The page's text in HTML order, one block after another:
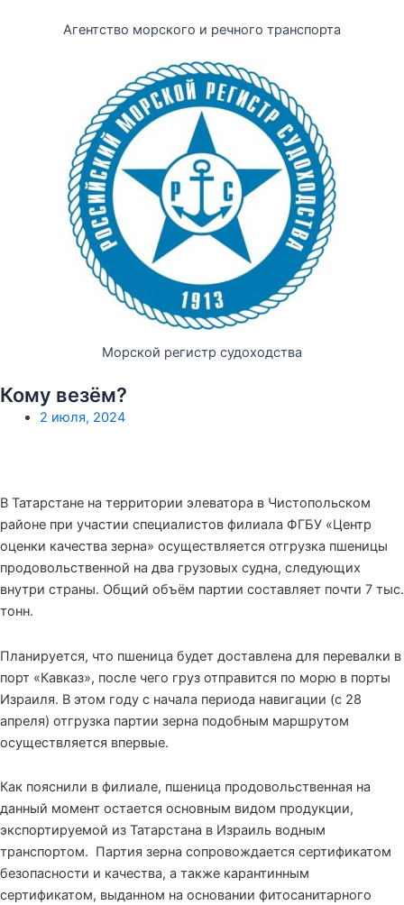
Агентство морского и речного транспорта
Морской регистр судоходства
Кому везём?
2 июля, 2024
В Татарстане на территории элеватора в Чистопольском
районе при участии специалистов филиала ФГБУ «Центр
оценки качества зерна» осуществляется отгрузка пшеницы
продовольственной на два грузовых судна, следующих
внутри страны. Общий объём партии составляет почти 7 тыс.
тонн.
Планируется, что пшеница будет доставлена для перевалки в
порт «Кавказ», после чего груз отправится по морю в порты
Израиля. В этом году с начала периода навигации (с 28
апреля) отгрузка партии зерна подобным маршрутом
осуществляется впервые.
Как пояснили в филиале, пшеница продовольственная на
данный момент остается основным видом продукции,
экспортируемой из Татарстана в Израиль водным
транспортом. Партия зерна сопровождается сертификатом
безопасности и качества, а также карантинным
сертификатом, выданном на основании фитосанитарного